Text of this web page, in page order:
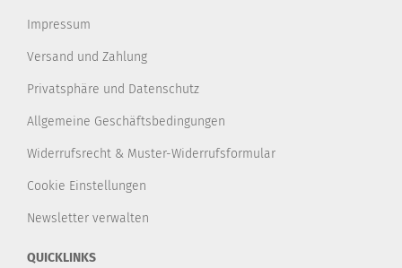
Impressum
Versand und Zahlung
Privatsphäre und Datenschutz
Allgemeine Geschäftsbedingungen
Widerrufsrecht & Muster-Widerrufsformular
Cookie Einstellungen
Newsletter verwalten
QUICKLINKS